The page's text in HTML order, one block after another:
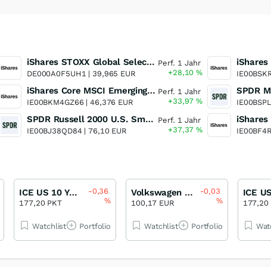
iShares STOXX Global Select Dividend 100 UCITS ETF (DE)
DE000A0F5UH1 | 39,965 EUR
Perf. 1 Jahr
+28,10%
iShares Core MSCI Emerging Markets IMI UCITS ETF
IE00BKM4GZ66 |46,376 EUR
Perf. 1 Jahr
+33,97%
SPDR Russell 2000 U.S. Small Cap UCITS ETF
IE00BJ38QD84 |76,10 EUR
Perf. 1 Jahr
+37,37%
ICE US 10 Year Treasury Futures Index
177,20 PKT
-0,36
%
Watchlist Portfolio
Volkswagen Unternehmensanleihe 3,375 % bis 04/28
100,17 EUR
-0,03
%
Watchlist Portfolio
177,20